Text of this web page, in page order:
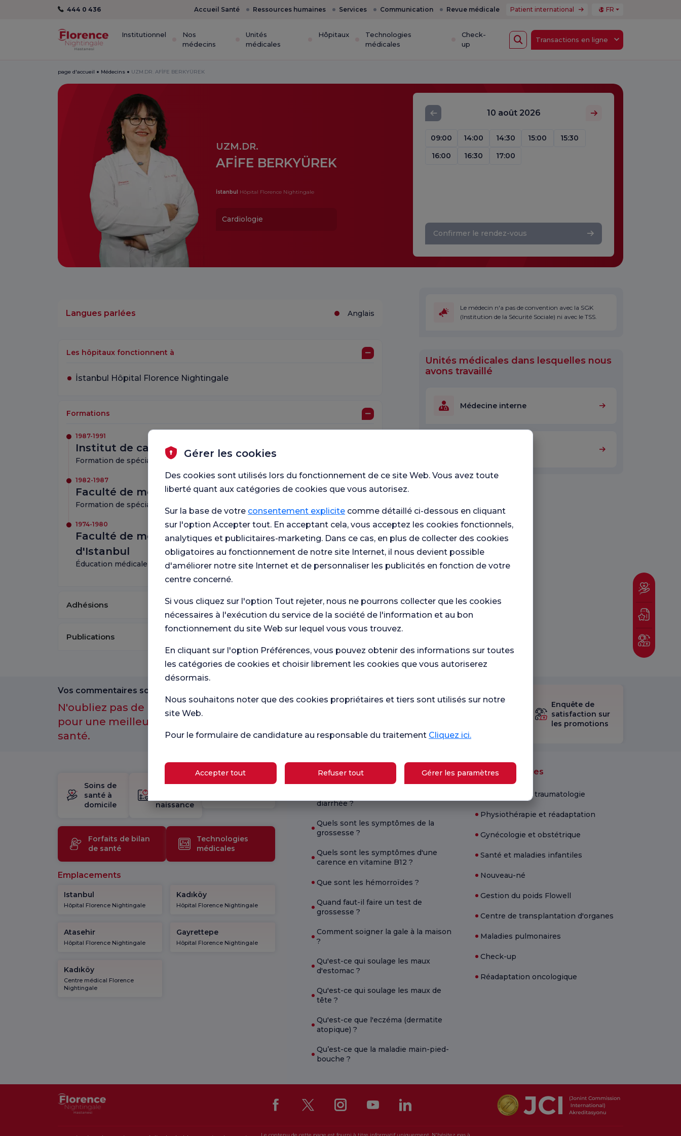
444 0 436 Accueil Santé Ressources humaines Services Communication Revue médicale Patient international FR
Institutionnel
Nos
médecins
Unités
médicales
Hôpitaux
Technologies
médicales
Check-
up
Transactions en ligne
page d'accueil Médecins UZM.DR. AFİFE BERKYÜREK
UZM.DR.
AFİFE BERKYÜREK
İstanbul Hôpital Florence Nightingale
Cardiologie
10 août 2026
09:00 14:00 14:30 15:00
15:30
16:00
16:30 17:00
Confirmer le rendez-vous
Langues parlées Anglais
Les hôpitaux fonctionnent à
İstanbul Hôpital Florence Nightingale
Formations
1987-1991
Institut de cardiologie Haseki
Formation de spécialiste en cardiologie
1982-1987
Faculté de médecine de Cerrahpasa
Formation de spécialiste en médecine interne
1974-1980
Faculté de médecine Cerrahpasa de l'Université
d'Istanbul
Éducation médicale
Adhésions
Publications
Le médecin n'a pas de convention avec la SGK
(Institution de la Sécurité Sociale) ni avec le TSS.
Unités médicales dans lesquelles nous
avons travaillé
Médecine interne
Soins de
santé à
domicile
trousse
naissance
École de
Forfaits de bilan
de santé
Technologies
médicales
Emplacements
Istanbul
Hôpital Florence Nightingale
Kadıköy
Hôpital Florence Nightingale
Atasehir
Hôpital Florence Nightingale
Gayrettepe
Hôpital Florence Nightingale
Kadıköy
Centre médical Florence
Nightingale
Santé actuelle
diarrhée ?
Quels sont les symptômes de la
grossesse ?
Quels sont les symptômes d'une
carence en vitamine B12 ?
Que sont les hémorroïdes ?
Quand faut-il faire un test de
grossesse ?
Comment soigner la gale à la maison
?
Qu'est-ce qui soulage les maux
d'estomac ?
Qu'est-ce qui soulage les maux de
tête ?
Qu'est-ce que l'eczéma (dermatite
atopique) ?
Qu’est-ce que la maladie main-pied-
bouche ?
Unités médicales
Orthopédie et traumatologie
Physiothérapie et réadaptation
Gynécologie et obstétrique
Santé et maladies infantiles
Nouveau-né
Gestion du poids Flowell
Centre de transplantation d'organes
Maladies pulmonaires
Check-up
Réadaptation oncologique
Vos commentaires sont importants pour nous.
N'oubliez pas de participer à nos enquêtes
pour une meilleure expérience de soins de
santé.
Enquête
Consultez le
Enquête de
satisfaction sur
les promotions
Gérer les cookies
Des cookies sont utilisés lors du fonctionnement de ce site Web. Vous avez toute
liberté quant aux catégories de cookies que vous autorisez.
Sur la base de votre consentement explicite comme détaillé ci-dessous en cliquant
sur l'option Accepter tout. En acceptant cela, vous acceptez les cookies fonctionnels,
analytiques et publicitaires-marketing. Dans ce cas, en plus de collecter des cookies
obligatoires au fonctionnement de notre site Internet, il nous devient possible
d'améliorer notre site Internet et de personnaliser les publicités en fonction de votre
centre concerné.
Si vous cliquez sur l'option Tout rejeter, nous ne pourrons collecter que les cookies
nécessaires à l'exécution du service de la société de l'information et au bon
fonctionnement du site Web sur lequel vous vous trouvez.
En cliquant sur l'option Préférences, vous pouvez obtenir des informations sur toutes
les catégories de cookies et choisir librement les cookies que vous autoriserez
désormais.
Nous souhaitons noter que des cookies propriétaires et tiers sont utilisés sur notre
site Web.
Pour le formulaire de candidature au responsable du traitement Cliquez ici.
Accepter tout Refuser tout Gérer les paramètres